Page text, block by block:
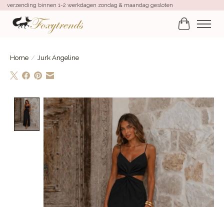
verzending binnen 1-2 werkdagen zondag & maandag gesloten
Home / Jurk Angeline
Product image slideshow Items